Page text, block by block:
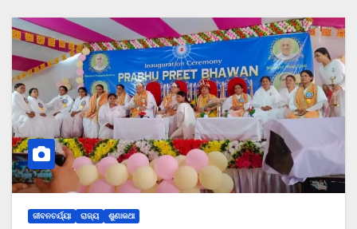
ଜୀବନଚର୍ଯ୍ୟା ରାଜ୍ୟ ଶୁଣାକଥା